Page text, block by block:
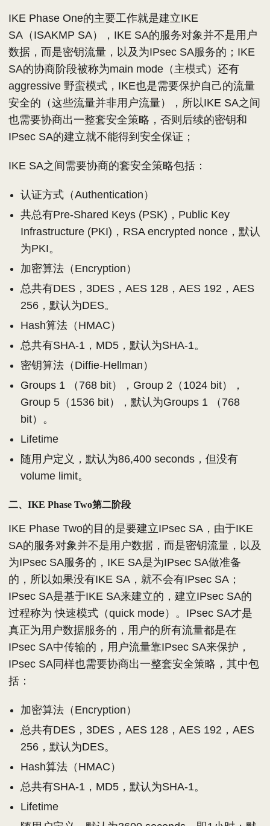
IKE Phase One的主要工作就是建立IKE
SA（ISAKMP SA），IKE SA的服务对象并不是用户
数据，而是密钥流量，以及为IPsec SA服务的；IKE
SA的协商阶段被称为main mode（主模式）还有
aggressive 野蛮模式，IKE也是需要保护自己的流量
安全的（这些流量并非用户流量），所以IKE SA之间
也需要协商出一整套安全策略，否则后续的密钥和
IPsec SA的建立就不能得到安全保证；
IKE SA之间需要协商的套安全策略包括：
认证方式（Authentication）
共总有Pre-Shared Keys (PSK)，Public Key
Infrastructure (PKI)，RSA encrypted nonce，默认
为PKI。
加密算法（Encryption）
总共有DES，3DES，AES 128，AES 192，AES
256，默认为DES。
Hash算法（HMAC）
总共有SHA-1，MD5，默认为SHA-1。
密钥算法（Diffie-Hellman）
Groups 1 （768 bit），Group 2（1024 bit），
Group 5（1536 bit），默认为Groups 1 （768
bit）。
Lifetime
随用户定义，默认为86,400 seconds，但没有
volume limit。
二、IKE Phase Two第二阶段
IKE Phase Two的目的是要建立IPsec SA，由于IKE
SA的服务对象并不是用户数据，而是密钥流量，以及
为IPsec SA服务的，IKE SA是为IPsec SA做准备
的，所以如果没有IKE SA，就不会有IPsec SA；
IPsec SA是基于IKE SA来建立的，建立IPsec SA的
过程称为 快速模式（quick mode）。IPsec SA才是
真正为用户数据服务的，用户的所有流量都是在
IPsec SA中传输的，用户流量靠IPsec SA来保护，
IPsec SA同样也需要协商出一整套安全策略，其中包
括：
加密算法（Encryption）
总共有DES，3DES，AES 128，AES 192，AES
256，默认为DES。
Hash算法（HMAC）
总共有SHA-1，MD5，默认为SHA-1。
Lifetime